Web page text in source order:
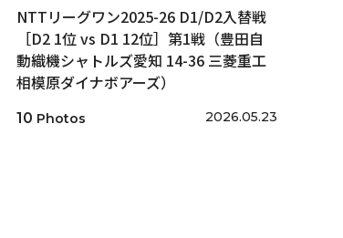
NTTリーグワン2025-26 D1/D2入替戦
［D2 1位 vs D1 12位］第1戦（豊田自
動織機シャトルズ愛知 14-36 三菱重工
相模原ダイナボアーズ）
10 Photos 2026.05.23